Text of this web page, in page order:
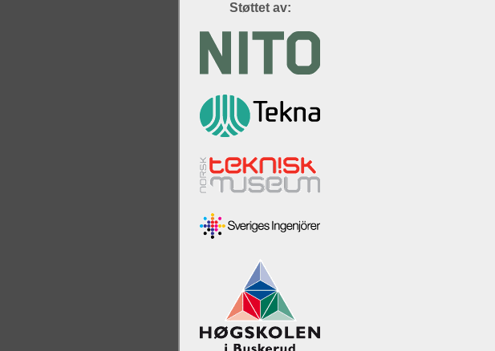
Støttet av: